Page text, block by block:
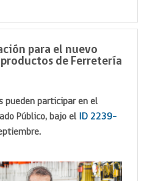
para el nuevo
de Ferretería
pueden participar en el
Público, bajo el ID 2239-